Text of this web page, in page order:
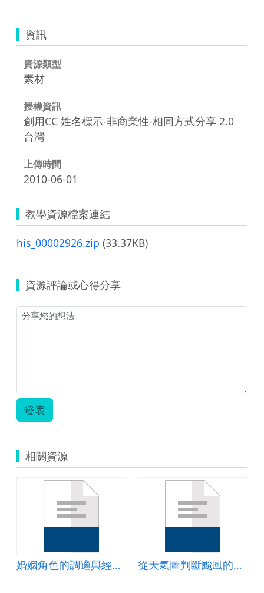
資訊
資源類型
素材
授權資訊
創用CC 姓名標示-非商業性-相同方式分享 2.0
台灣
上傳時間
2010-06-01
教學資源檔案連結
his_00002926.zip (33.37KB)
資源評論或心得分享
發表
相關資源
婚姻角色的調適與經營(四)共親職篇教案 從天氣圖判斷颱風的影響